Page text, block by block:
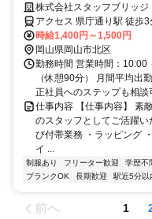
満屋岡山本店 交通費支給
株式会社スタッフブリッジ
アクセス 県庁通り駅 徒歩
時給1,400円～1,500円
岡山県岡山市北区
勤務時間 営業時間：10:00
（休憩90分） 月間平均出
正社員へのステップも相談
仕事内容 【仕事内容】 素
のスタッフとしてご活躍
び付帯業務 ・ラッピング
イ ...
制服あり フリーター歓迎 学歴不
ブランクOK
長期歓迎 駅近5分以
前へ 1